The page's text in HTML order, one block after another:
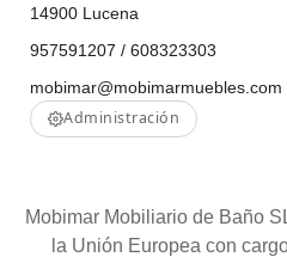
14900 Lucena
957591207 / 608323303
mobimar@mobimarmuebles.com
Administración
Mobimar Mobiliario de Baño
la Unión Europea con